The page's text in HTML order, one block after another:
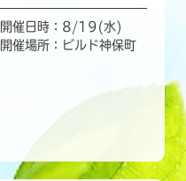
開催日時：8/19(水)
開催場所：ビルド神保町